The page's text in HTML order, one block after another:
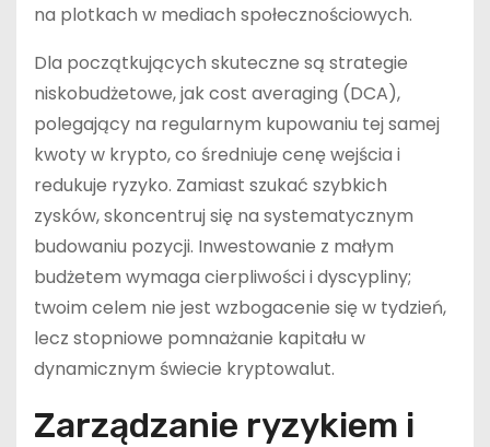
na plotkach w mediach społecznościowych.
Dla początkujących skuteczne są strategie
niskobudżetowe, jak cost averaging (DCA),
polegający na regularnym kupowaniu tej samej
kwoty w krypto, co średniuje cenę wejścia i
redukuje ryzyko. Zamiast szukać szybkich
zysków, skoncentruj się na systematycznym
budowaniu pozycji. Inwestowanie z małym
budżetem wymaga cierpliwości i dyscypliny;
twoim celem nie jest wzbogacenie się w tydzień,
lecz stopniowe pomnażanie kapitału w
dynamicznym świecie kryptowalut.
Zarządzanie ryzykiem i